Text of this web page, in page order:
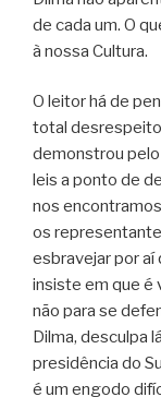
de cada um. O
à nossa Cultura.
O leitor há de
total
demonstrou pelo
leis a ponto de
nos
os
esbravejar por aí
insiste em que é
não para se
Dilma, desculpa
presidência do
é um engodo